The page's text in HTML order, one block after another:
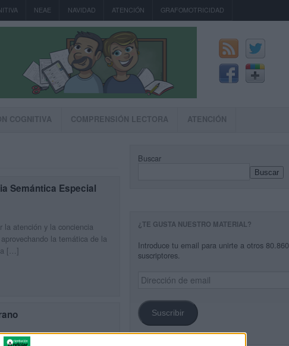
NEAE NAVIDAD ATENCIÓN GRAFOMOTRICIDAD
COGNITIVA COMPRENSIÓN LECTORA ATENCIÓN
Semántica Especial
la atención y la conciencia
la temática de la
[…]
pensado para trabajar
Buscar
Buscar
¿TE GUSTA NUESTRO MATERIAL?
Introduce tu email para unirte a otros 80.860
suscriptores.
Dirección
de
Suscribir